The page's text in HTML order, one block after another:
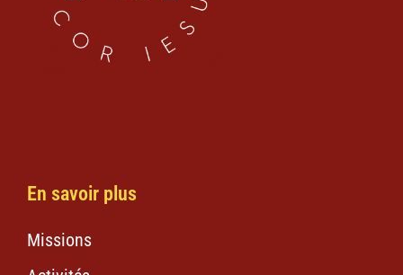
En savoir plus
Missions